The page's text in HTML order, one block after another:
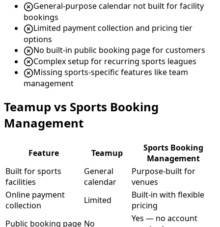
General-purpose calendar not built for facility
bookings
Limited payment collection and pricing tier
options
No built-in public booking page for customers
Complex setup for recurring sports leagues
Missing sports-specific features like team
management
Teamup vs Sports Booking
Management
Feature Teamup
Sports Booking
Management
Built for sports
facilities
General
calendar
Purpose-built for
venues
Online payment
collection
Limited
Built-in with flexible
pricing
Public booking page No
Yes — no account